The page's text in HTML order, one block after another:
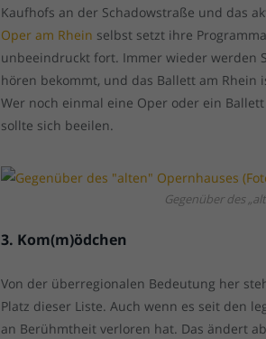
Kaufhofs an der Schadowstraße und das
Oper am Rhein selbst setzt ihre
unbeeindruckt fort. Immer wieder werden
hören bekommt, und das Ballett am
Wer noch einmal eine Oper oder ein
sollte sich beeilen.
Gegenüber des
3. Kom(m)ödchen
Von der überregionalen Bedeutung her
Platz dieser Liste. Auch wenn es seit den
an Berühmtheit verloren hat. Das ändert